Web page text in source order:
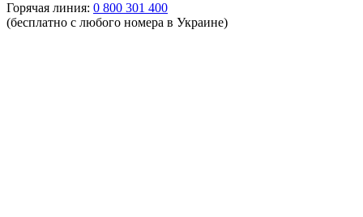
Горячая линия: 0 800 301 400
(бесплатно с любого номера в Украине)